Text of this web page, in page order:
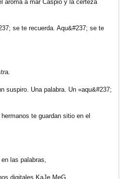
aroma a mar Caspio y la certeza
se te recuerda. Aqu&#237; se te
suspiro. Una palabra. Un «aqu&#237;
te guardan sitio en el
las palabras,
digitales KaJe MeG